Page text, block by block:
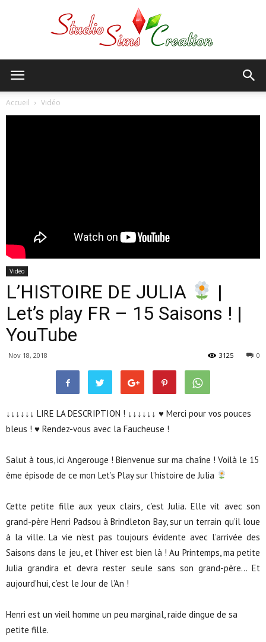
Accueil Vidéo
Vidéo
L’HISTOIRE DE JULIA
|
Let’s play FR – 15 Saisons ! |
YouTube
Nov 18, 2018 0
3125
↓↓↓↓↓↓ LIRE LA DESCRIPTION ! ↓↓↓↓↓↓ ♥ Merci pour vos pouces
bleus ! ♥ Rendez-vous avec la Faucheuse !
Salut à tous, ici Angerouge ! Bienvenue sur ma chaîne ! Voilà le 15
ème épisode de ce mon Let’s Play sur l’histoire de Julia
Cette petite fille aux yeux clairs, c’est Julia. Elle vit avec son
grand-père Henri Padsou à Brindleton Bay, sur un terrain qu’il loue
à la ville. La vie n’est pas toujours évidente avec l’arrivée des
Saisons dans le jeu, et l’hiver est bien là ! Au Printemps, ma petite
Julia grandira et devra rester seule sans son grand-père… Et
aujourd’hui, c’est le Jour de l’An !
Henri est un vieil homme un peu marginal, raide dingue de sa
petite fille.